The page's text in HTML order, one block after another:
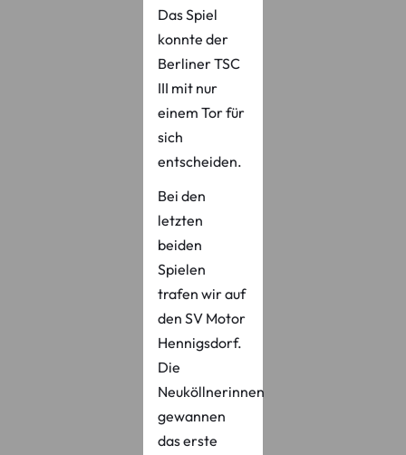
Das Spiel
konnte der
Berliner TSC
III mit nur
einem Tor für
sich
entscheiden.
Bei den
letzten
beiden
Spielen
trafen wir auf
den SV Motor
Hennigsdorf.
Die
Neuköllnerinnen
gewannen
das erste